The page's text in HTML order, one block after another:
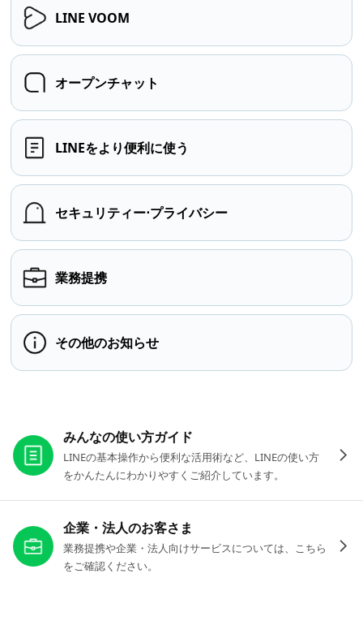
LINE VOOM
オープンチャット
LINEをより便利に使う
セキュリティー⋅プライバシー
業務提携
その他のお知らせ
みんなの使い方ガイド
LINEの基本操作から便利な活用術など、LINEの使い方
をかんたんにわかりやすくご紹介しています。
企業・法人のお客さま
業務提携や企業・法人向けサービスについては、こちら
をご確認ください。